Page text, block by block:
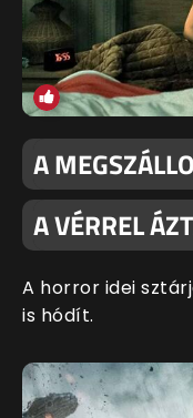
A
A VÉRREL
A horror idei
is hódít.